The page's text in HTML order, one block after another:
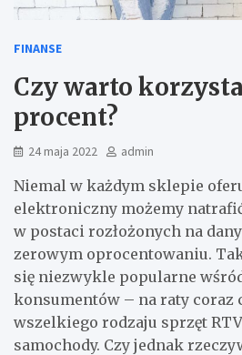
FINANSE
Czy warto
procent?
24 maja 2022 admin
Niemal w każdym sklepie
elektroniczny możemy
w postaci rozłożonych na
zerowym oprocentowaniu.
się niezwykle popularne
konsumentów – na raty coraz
wszelkiego rodzaju sprzęt
samochody. Czy jednak